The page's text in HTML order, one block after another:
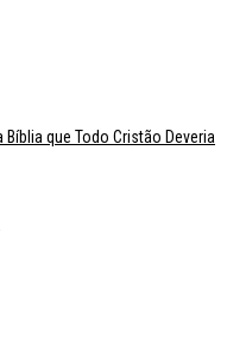
que Todo Cristão Deveria